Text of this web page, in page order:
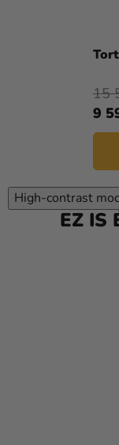
9
15
High-contrast
EZ IS